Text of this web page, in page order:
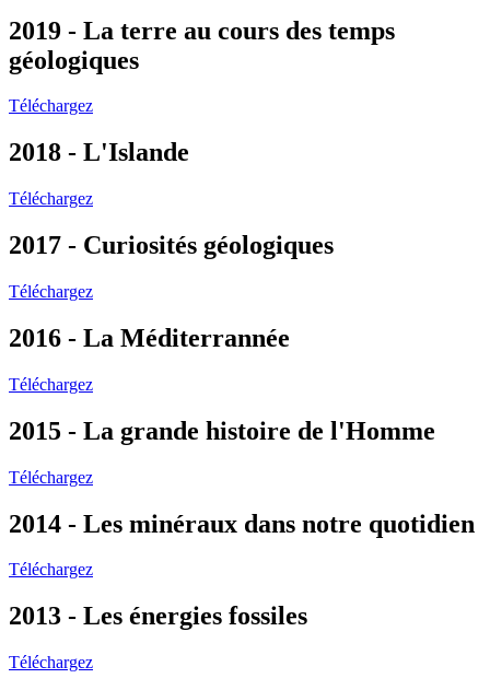
2019 - La terre au cours des temps
géologiques
Téléchargez
2018 - L'Islande
Téléchargez
2017 - Curiosités géologiques
Téléchargez
2016 - La Méditerrannée
Téléchargez
2015 - La grande histoire de l'Homme
Téléchargez
2014 - Les minéraux dans notre quotidien
Téléchargez
2013 - Les énergies fossiles
Téléchargez